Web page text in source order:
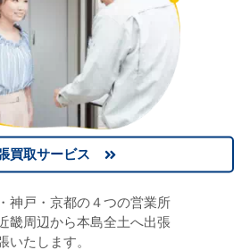
買取サービス
神戸・京都の４つの営業所
畿周辺から本島全土へ出張
いたします。